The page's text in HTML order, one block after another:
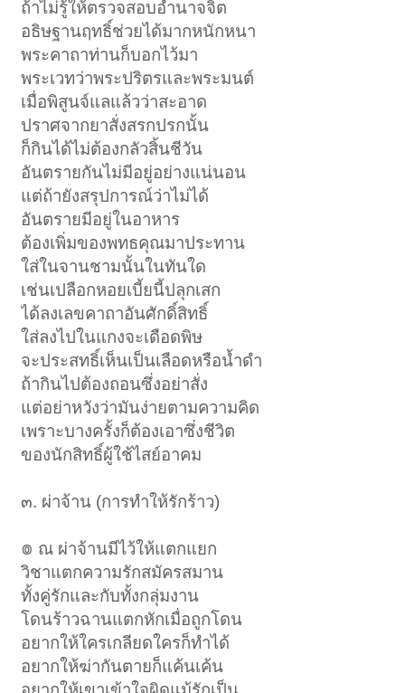
ถ้าไม่รู้ให้ตรวจสอบอำนาจจิต
อธิษฐานฤทธิ์ช่วยได้มากหนักหนา
พระคาถาท่านก็บอกไว้มา
พระเวทว่าพระปริตรและพระมนต์
เมื่อพิสูนจ์แลแล้วว่าสะอาด
ปราศจากยาสั่งสรกปรกนั้น
ก็กินได้ไม่ต้องกลัวสิ้นชีวัน
อันตรายกันไม่มีอยู่อย่างแน่นอน
แต่ถ้ายังสรุปการณ์ว่าไม่ได้
อันตรายมีอยู่ในอาหาร
ต้องเพิ่มของพทธคุณมาประทาน
ใส่ในจานชามนั้นในทันใด
เช่นเปลือกหอยเบี้ยนี้ปลุกเสก
ได้ลงเลขคาถาอันศักดิ์สิทธิ์
ใส่ลงไปในแกงจะเดือดพิษ
จะประสทธิ์เห็นเป็นเลือดหรือน้ำดำ
ถ้ากินไปต้องถอนซึ่งอย่าสั่ง
แต่อย่าหวังว่ามันง่ายตามความคิด
เพราะบางครั้งก็ต้องเอาซึ่งชีวิต
ของนักสิทธิ์ผู้ใช้ไสย์อาคม
๓. ผ่าจ้าน (การทำให้รักร้าว)
៙ ณ ผ่าจ้านมีไว้ให้แตกแยก
วิชาแตกความรักสมัครสมาน
ทั้งคู่รักและกับทั้งกลุ่มงาน
โดนร้าวฉานแตกหักเมื่อถูกโดน
อยากให้ใครเกลียดใครก็ทำได้
อยากให้ฆ่ากันตายก็แค้นเค้น